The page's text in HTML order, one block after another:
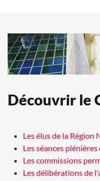
Découvrir le
Les élus de la
Les séances
Les commissions
Les délibérations de